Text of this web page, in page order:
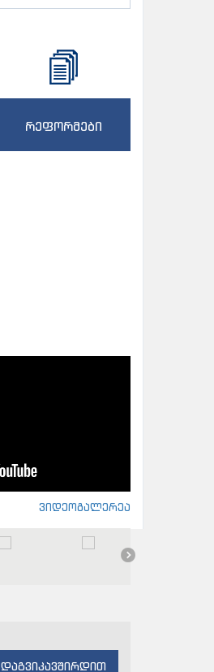
რეფორმები
ვიდეოგალერეა
დაგვიკავშირდით